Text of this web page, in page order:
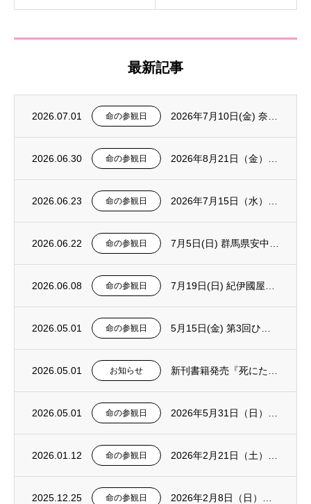
最新記事
2026.07.01 命の参観日
2026.06.30 命の参観日
2026.06.23 命の参観日
2026.06.22 命の参観日
2026.06.08 命の参観日
2026.05.01 命の参観日
2026.05.01 お知らせ
2026.05.01 命の参観日
2026.01.12 命の参観日
2025.12.25 命の参観日